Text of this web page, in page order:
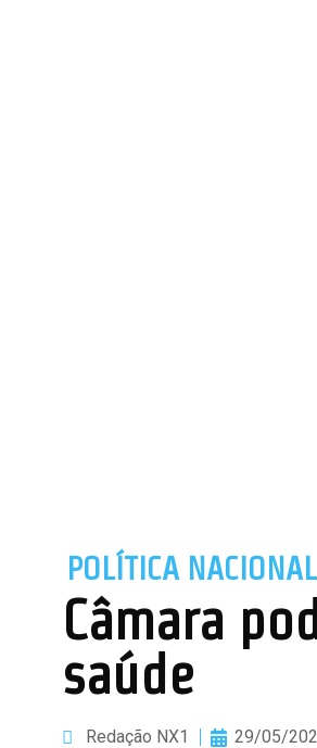
POLÍTICA NACIONAL
Câmara
saúde
Redação NX1 29/05/